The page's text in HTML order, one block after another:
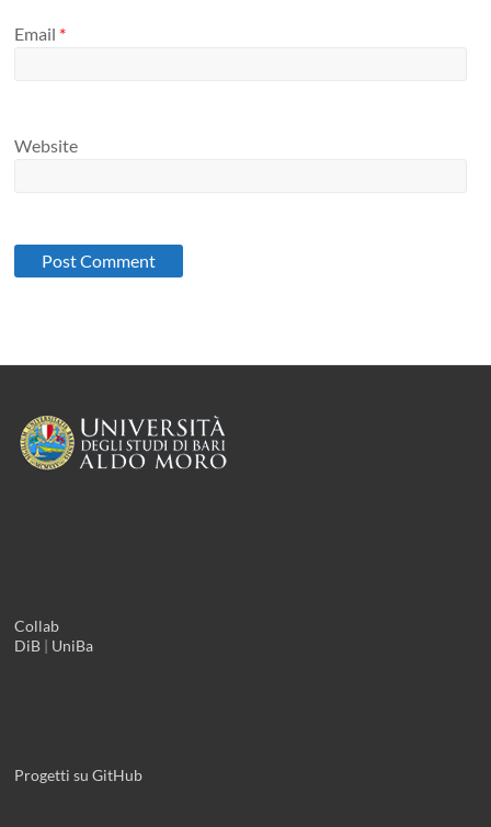
Email *
Website
Collab
DiB | UniBa
Progetti su GitHub